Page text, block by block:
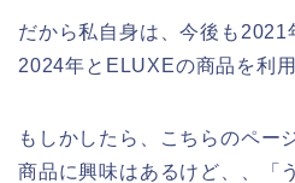
だから私自身は、今後も2021
2024年とELUXEの商品を利
もしかしたら、こちらのペー
商品に興味はあるけど、、「